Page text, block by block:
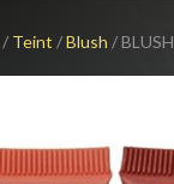
/ Teint /Blush /